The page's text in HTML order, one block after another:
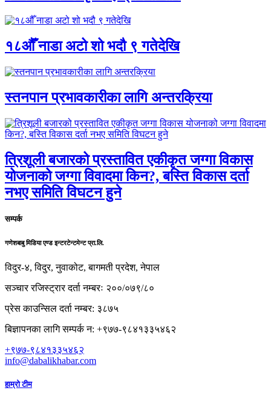
१८औँ नाडा अटो शो भदौ ९ गतेदेखि
स्तनपान प्रभावकारीका लागि अन्तरक्रिया
त्रिशूली बजारको प्रस्तावित एकीकृत जग्गा विकास
योजनाको जग्गा विवादमा किन?, बस्ति विकास दर्ता
नभए समिति विघटन हुने
सम्पर्क
गणेशबाबु मिडिया एण्ड इन्टरटेन्टमेन्ट प्रा.लि.
विदुर-४, विदुर, नुवाकोट, बागमती प्रदेश, नेपाल
सञ्चार रजिस्ट्रार दर्ता नम्बरः २००/०७९/८०
प्रेस काउन्सिल दर्ता नम्बर: ३८७५
बिज्ञापनका लागि सम्पर्क न: +९७७-९८४१३३५४६२
+९७७-९८४१३३५४६२
info@dabalikhabar.com
हाम्रो टीम